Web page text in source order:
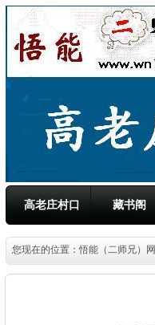
高老庄村口 藏书阁
您现在的位置：悟能（二师兄）网